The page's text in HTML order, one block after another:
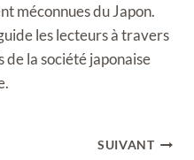
méconnues du Japon.
les lecteurs à travers
de la société japonaise
SUIVANT